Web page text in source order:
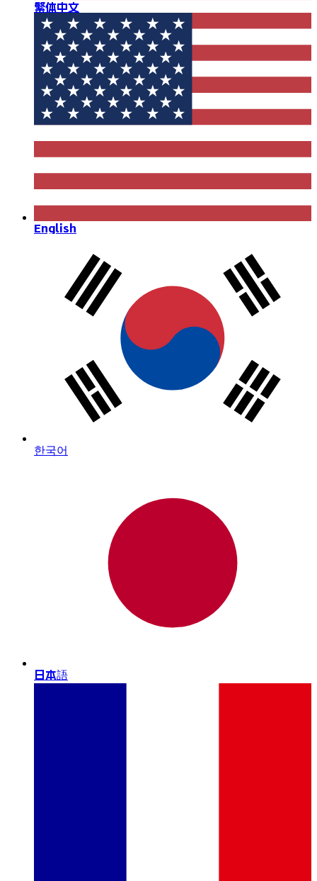
繁体中文
English
한국어
日本語